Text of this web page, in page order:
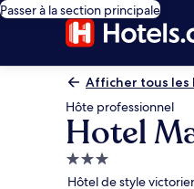
Passer à la section principale
Afficher tous les
Hôte professionnel
Hotel
Hébergement
3.0 étoiles
Hôtel de style